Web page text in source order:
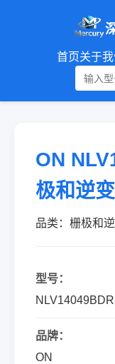
首页关于我
ON
极和逆
品类：栅极和
型号：
品牌：
ON